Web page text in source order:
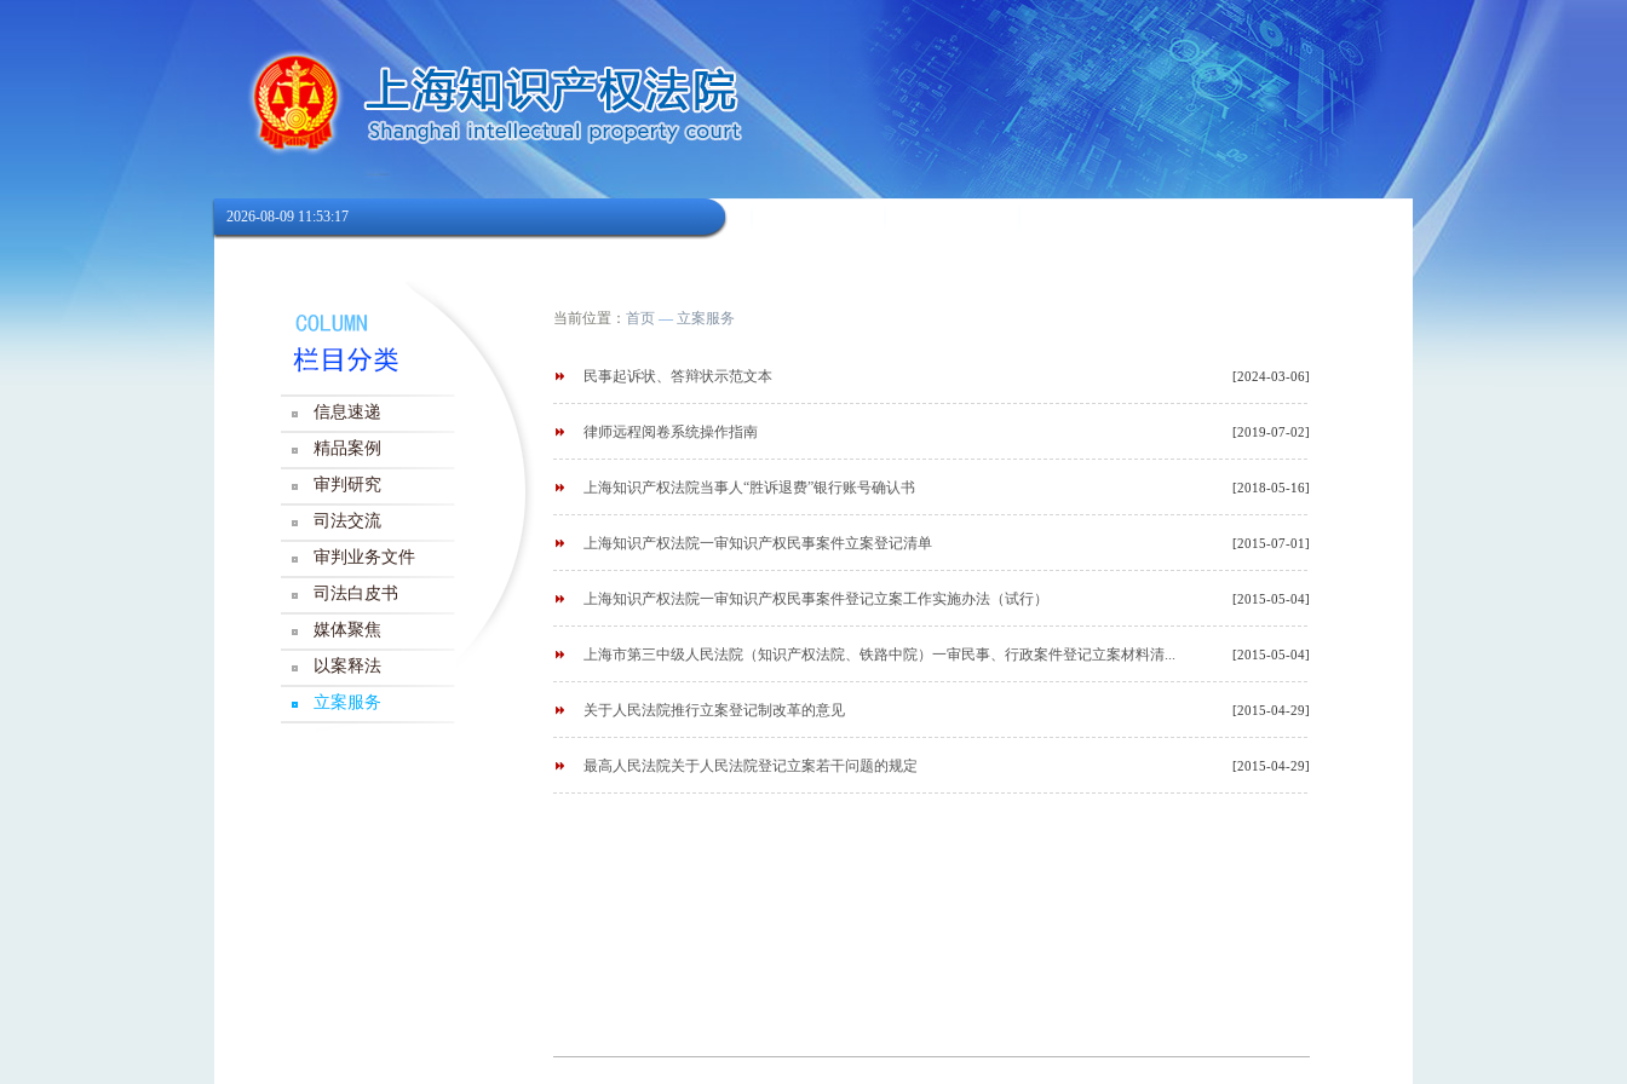
2026-08-09 11:53:17
信息速递
精品案例
审判研究
司法交流
审判业务文件
司法白皮书
媒体聚焦
以案释法
立案服务
当前位置： 首页 — 立案服务
[2024-03-06]
民事起诉状、答辩状示范文本
[2019-07-02]
律师远程阅卷系统操作指南
[2018-05-16]
上海知识产权法院当事人“胜诉退费”银行账号确认书
[2015-07-01]
上海知识产权法院一审知识产权民事案件立案登记清单
[2015-05-04]
上海知识产权法院一审知识产权民事案件登记立案工作实施办法（试行）
[2015-05-04]
上海市第三中级人民法院（知识产权法院、铁路中院）一审民事、行政案件登记立案材料清...
[2015-04-29]
关于人民法院推行立案登记制改革的意见
[2015-04-29]
最高人民法院关于人民法院登记立案若干问题的规定